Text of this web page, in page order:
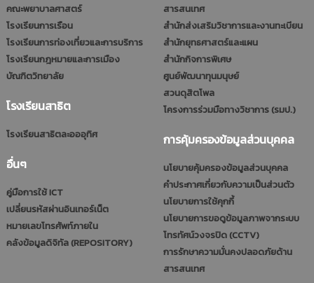
คณะพยาบาลศาสตร์
โรงเรียนการเรือน
โรงเรียนการท่องเที่ยวและการบริการ
โรงเรียนกฎหมายและการเมือง
บัณฑิตวิทยาลัย
โรงเรียนสาธิต
โรงเรียนสาธิตละอออุทิศ
อื่นๆ
คู่มือการใช้ ICT
เปลี่ยนรหัสผ่านอินเทอร์เน็ต
หมายเลขโทรศัพท์ภายใน
คลังข้อมูลดิจิทัล (REPOSITORY)
สารสนเทศ
สำนักส่งเสริมวิชาการและงานทะเบียน
สำนักยุทธศาสตร์และแผน
สำนักกิจการพิเศษ
ศูนย์พัฒนาทุนมนุษย์
สวนดุสิตโพล
โครงการร่วมมือทางวิชาการ (รมป.)
การคุ้มครองข้อมูลส่วนบุคคล
นโยบายคุ้มครองข้อมูลส่วนบุคคล
คำประกาศเกี่ยวกับความเป็นส่วนตัว
นโยบายการใช้คุกกี้
นโยบายการขอดูข้อมูลภาพจากระบบ
โทรทัศน์วงจรปิด (CCTV)
การรักษาความมั่นคงปลอดภัยด้าน
สารสนเทศ